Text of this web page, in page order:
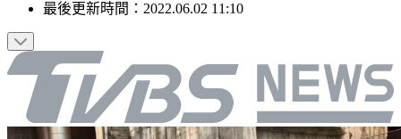
最後更新時間： 2022.06.02 11:10